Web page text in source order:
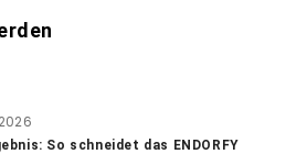
So schneidet das ENDORFY